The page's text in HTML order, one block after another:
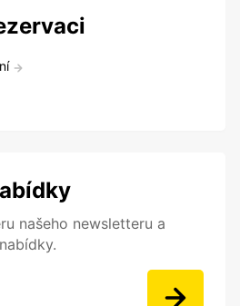
našeho newsletteru a